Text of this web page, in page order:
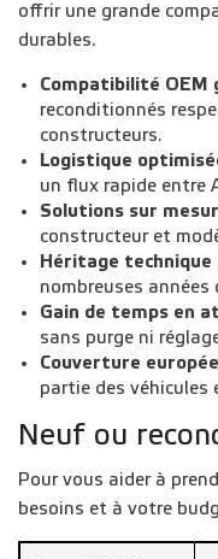
offrir une grande
durables.
Compatibilité OEM
reconditionnés
constructeurs.
Logistique
un flux rapide entre
Solutions sur
constructeur et
Héritage technique
nombreuses années
Gain de temps en
sans purge ni
Couverture
partie des véhicules
Neuf ou
Pour vous aider à
besoins et à votre